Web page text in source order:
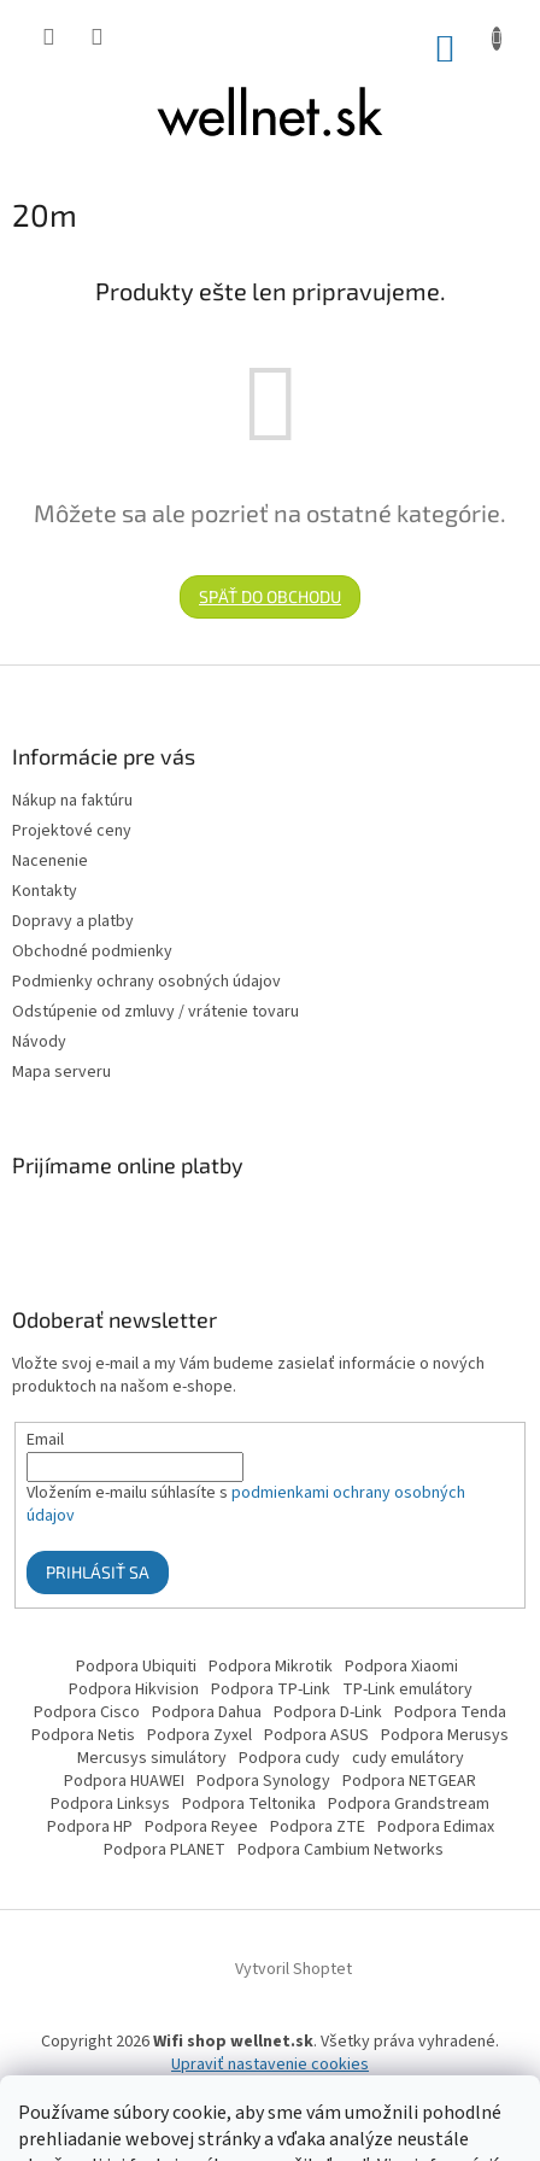
Používame súbory cookie, aby sme vám umožnili pohodlné
prehliadanie webovej stránky a vďaka analýze neustále
20m
Produkty ešte len pripravujeme.
Môžete sa ale pozrieť na ostatné kategórie.
SPÄŤ DO OBCHODU
Informácie pre vás
Nákup na faktúru
Projektové ceny
Nacenenie
Kontakty
Dopravy a platby
Obchodné podmienky
Podmienky ochrany osobných údajov
Odstúpenie od zmluvy / vrátenie tovaru
Návody
Mapa serveru
Prijímame online platby
Odoberať newsletter
Vložte svoj e-mail a my Vám budeme zasielať informácie o nových
produktoch na našom e-shope.
Email
Vložením e-mailu súhlasíte s podmienkami ochrany osobných
údajov
PRIHLÁSIŤ SA
Podpora Ubiquiti Podpora Mikrotik Podpora Xiaomi
Podpora Hikvision Podpora TP-Link TP-Link emulátory
Podpora Cisco Podpora Dahua Podpora D-Link Podpora Tenda
Podpora Netis Podpora Zyxel Podpora ASUS Podpora Merusys
Mercusys simulátory Podpora cudy cudy emulátory
Podpora HUAWEI Podpora Synology Podpora NETGEAR
Podpora Linksys Podpora Teltonika Podpora Grandstream
Podpora HP Podpora Reyee Podpora ZTE Podpora Edimax
Podpora PLANET Podpora Cambium Networks
Vytvoril Shoptet
Copyright 2026Wifi shop wellnet.sk. Všetky práva vyhradené.
Upraviť nastavenie cookies
Wifi shop wellnet.sk prevádzkuje spoločnosť WELLNET, s.r.o.,IČO: 36484610,